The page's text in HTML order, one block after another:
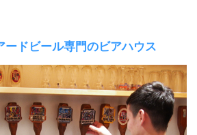
ードビール専門のビアハウス